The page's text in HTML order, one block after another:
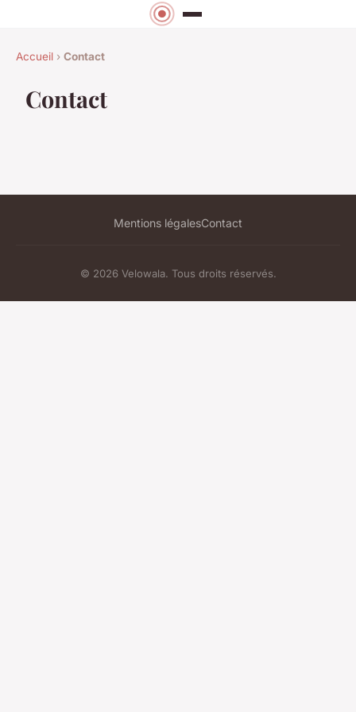
Accueil › Contact
Contact
Mentions légalesContact
© 2026 Velowala. Tous droits réservés.